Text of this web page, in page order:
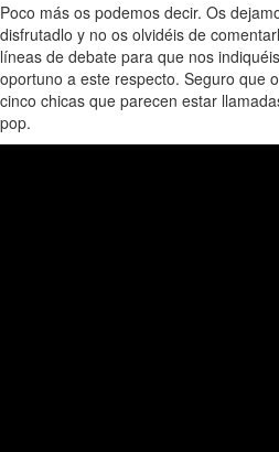
Poco más os podemos decir. Os
disfrutadlo y no os olvidéis de
líneas de debate para que nos
oportuno a este respecto. Seguro que
cinco chicas que parecen estar
pop.